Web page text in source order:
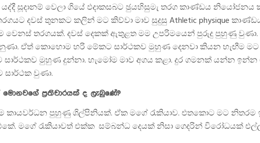
සූදානම් වෙලා ගියේ ඵදාකසබට ඡුයහිසුමැ තරග කාණ්ඩය
දවස් තුනකට කලින් මට කිව්වා මාව සුදුසු Athletic physique
වෙනස් තරගයක්. දවස් දෙකක් ඇතුළත මම උපරිමයෙන් පුරුදු පුහුණු වුණා.
ඒත් කොහොම හරි මේකට සාර්ථකව මුහුණ දෙනවා කියන හැඟීම මට
මුහුණ දුන්නා. හැමෝම මාව අගය කළා. දුර ගමනක් යන්න
සාර්ථක වුණා.
ප‍්‍රතිචාරයක් ද ලැබුණේ?
පුහුණු ශිල්පිනියක්. ඒක මගේ රැකියාව. එතකොට මට නිතරම
මගේ රැකියාවත් එක්ක සම්බන්ධ දෙයක් නිසා ගෙදරින් විරෝධයක්